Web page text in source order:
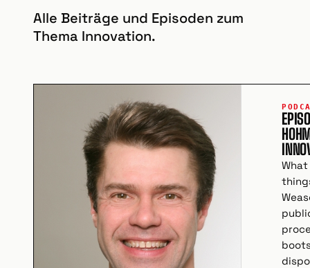
Alle Beiträge und Episoden zum
Thema Innovation.